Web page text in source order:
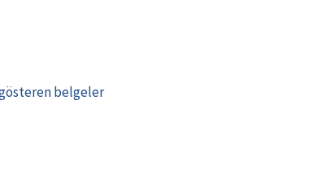
gösteren belgeler